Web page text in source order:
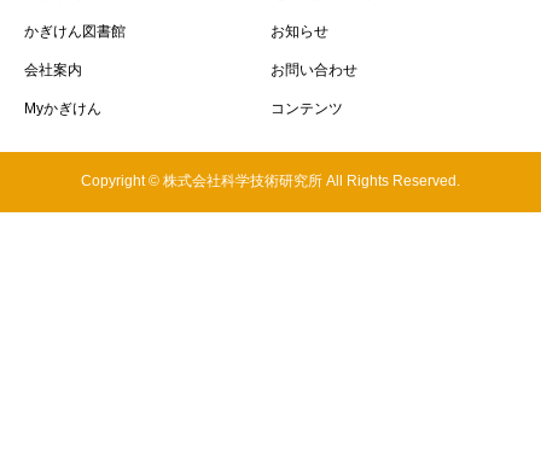
かぎけん図書館 お知らせ
会社案内 お問い合わせ
Myかぎけん コンテンツ
Copyright © 株式会社科学技術研究所 All Rights Reserved.